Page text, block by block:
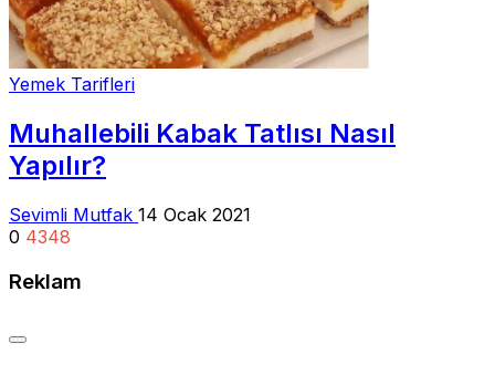
Yemek Tarifleri
Muhallebili Kabak Tatlısı Nasıl
Yapılır?
Sevimli Mutfak 14 Ocak 2021
0 4348
Reklam